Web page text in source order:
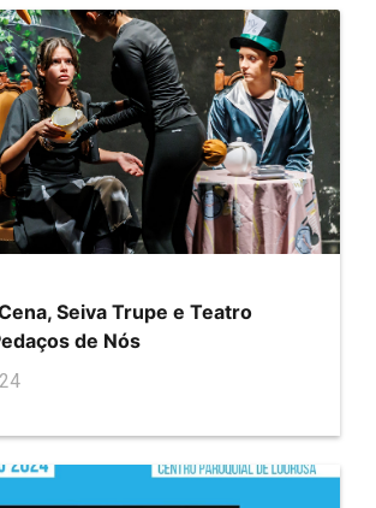
Seiva Trupe e Teatro
de Nós